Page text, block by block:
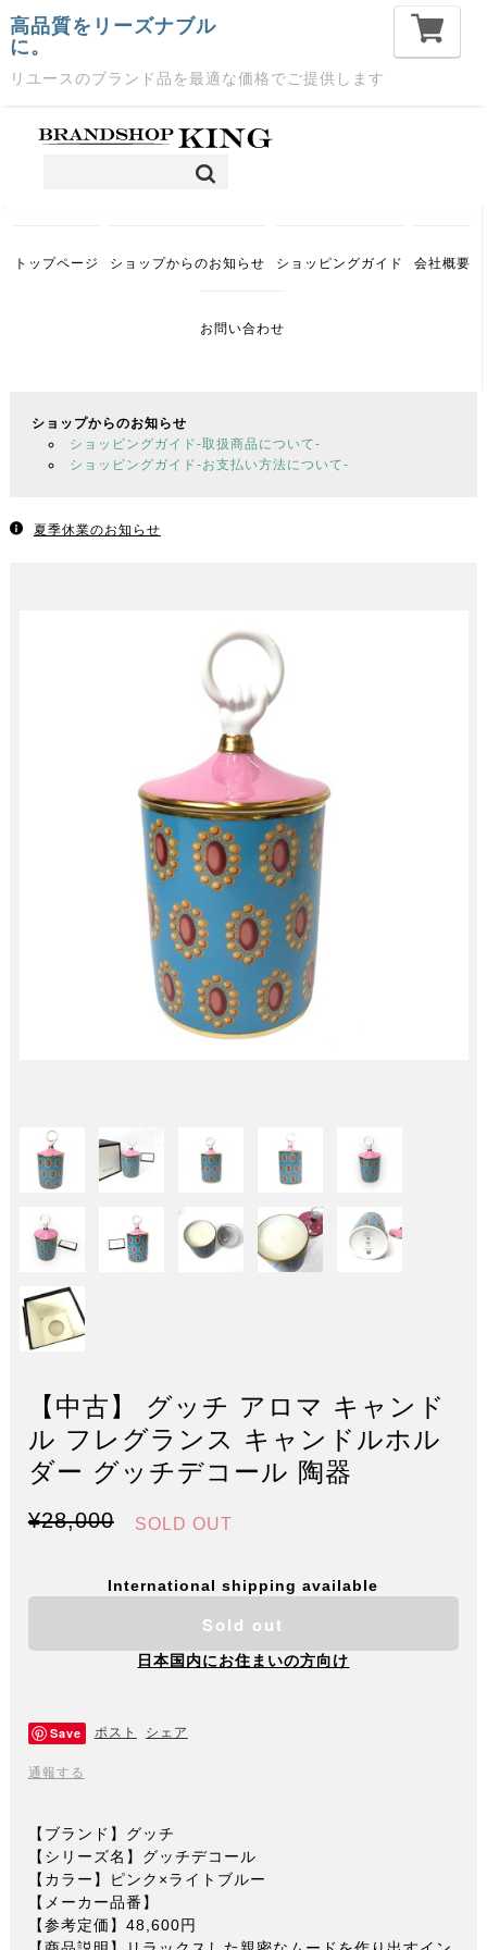
高品質をリーズナブル
に。
リユースのブランド品を最適な価格でご提供します
トップページ ショップからのお知らせ ショッピングガイド 会社概要
お問い合わせ
ショップからのお知らせ
ショッピングガイド-取扱商品について-
ショッピングガイド-お支払い方法について-
夏季休業のお知らせ
【中古】 グッチ アロマ キャンド
ル フレグランス キャンドルホル
ダー グッチデコール 陶器
¥28,000 SOLD OUT
International shipping available
Sold out
日本国内にお住まいの方向け
Save ポスト シェア
通報する
【ブランド】グッチ
【シリーズ名】グッチデコール
【カラー】ピンク×ライトブルー
【メーカー品番】
【参考定価】48,600円